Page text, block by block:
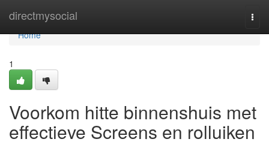
directmysocial
Home
Home
1
Voorkom hitte binnenshuis met
effectieve Screens en rolluiken